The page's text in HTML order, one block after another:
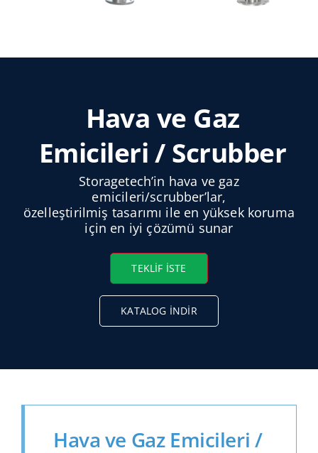
Hava ve Gaz
Emicileri / Scrubber
Storagetech’in hava ve gaz
emicileri/scrubber’lar,
özelleştirilmiş tasarımı ile en yüksek koruma
için en iyi çözümü sunar
TEKLIF İSTE
KATALOG İNDIR
Hava ve Gaz Emicileri /